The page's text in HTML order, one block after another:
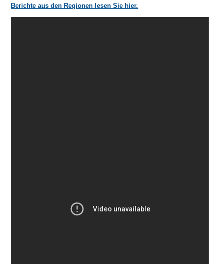
Berichte aus den Regionen lesen Sie hier.